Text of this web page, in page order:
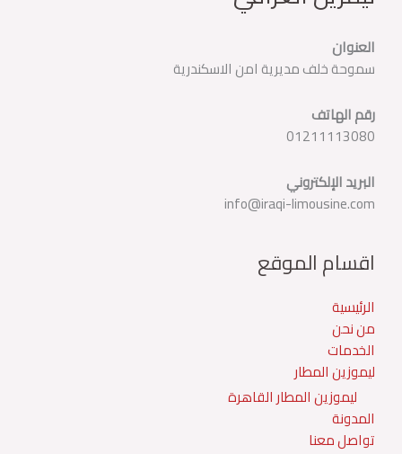
العنوان
سموحة خلف مديرية امن الاسكندرية
رقم الهاتف
01211113080
البريد الإلكتروني
info@iraqi-limousine.com
اقسام الموقع
الرئيسية
من نحن
الخدمات
ليموزين المطار
ليموزين المطار القاهرة
المدونة
تواصل معنا